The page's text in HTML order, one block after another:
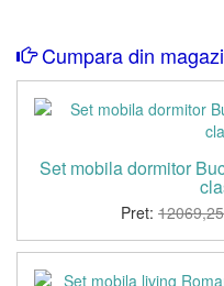
Cumpara din
Set mobila dormitor
Pret: